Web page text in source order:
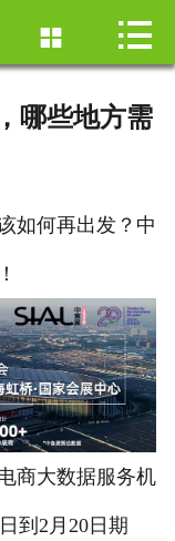
 首页
新闻资讯
加盟合作
联系我们
 
哪些地方需
如何再出发？中
商大数据服务机
到2月20日期